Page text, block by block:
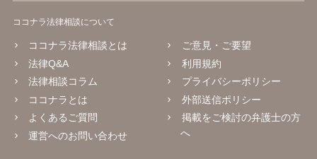
ココナラ法律相談について
ココナラ法律相談とは
法律Q&A
法律相談コラム
ココナラとは
よくあるご質問
運営へのお問い合わせ
ご意見・ご要望
利用規約
プライバシーポリシー
外部送信ポリシー
掲載をご検討の弁護士の方
へ